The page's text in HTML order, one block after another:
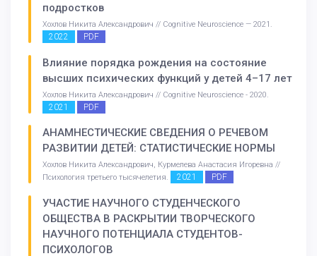
подростков
Хохлов Никита Александрович // Cognitive Neuroscience — 2021.
2022 PDF
Влияние порядка рождения на состояние
высших психических функций у детей 4–17 лет
Хохлов Никита Александрович // Cognitive Neuroscience - 2020.
2021 PDF
АНАМНЕСТИЧЕСКИЕ СВЕДЕНИЯ О РЕЧЕВОМ
РАЗВИТИИ ДЕТЕЙ: СТАТИСТИЧЕСКИЕ НОРМЫ
Хохлов Никита Александрович, Курмелева Анастасия Игоревна //
Психология третьего тысячелетия.
2021 PDF
УЧАСТИЕ НАУЧНОГО СТУДЕНЧЕСКОГО
ОБЩЕСТВА В РАСКРЫТИИ ТВОРЧЕСКОГО
НАУЧНОГО ПОТЕНЦИАЛА СТУДЕНТОВ-
ПСИХОЛОГОВ